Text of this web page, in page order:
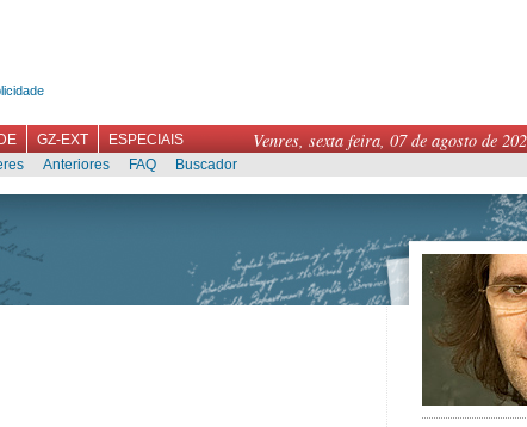
Venres, sexta feira, 07 de agosto de
GZ-EXT
ESPECIAIS
Anteriores FAQ Buscador